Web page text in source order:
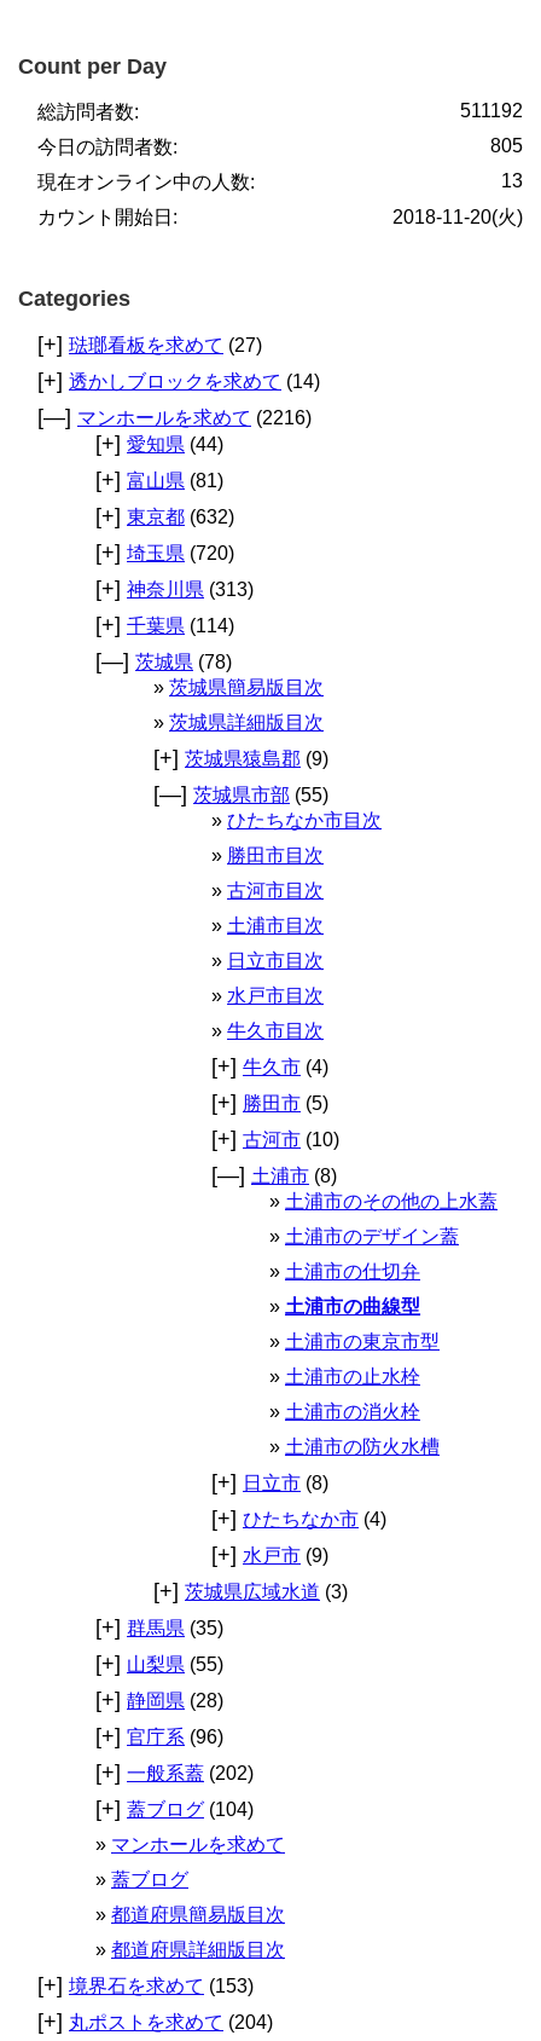
Count per Day
511192
総訪問者数:
805
今日の訪問者数:
13
現在オンライン中の人数:
2018-11-20(火)
カウント開始日:
Categories
[+] 琺瑯看板を求めて (27)
[+] 透かしブロックを求めて (14)
[—] マンホールを求めて (2216)
[+] 愛知県 (44)
[+] 富山県 (81)
[+] 東京都 (632)
[+] 埼玉県 (720)
[+] 神奈川県 (313)
[+] 千葉県 (114)
[—] 茨城県 (78)
茨城県簡易版目次
茨城県詳細版目次
[+] 茨城県猿島郡 (9)
[—] 茨城県市部 (55)
ひたちなか市目次
勝田市目次
古河市目次
土浦市目次
日立市目次
水戸市目次
牛久市目次
[+] 牛久市 (4)
[+] 勝田市 (5)
[+] 古河市 (10)
[—] 土浦市 (8)
土浦市のその他の上水蓋
土浦市のデザイン蓋
土浦市の仕切弁
土浦市の曲線型
土浦市の東京市型
土浦市の止水栓
土浦市の消火栓
土浦市の防火水槽
[+] 日立市 (8)
[+] ひたちなか市 (4)
[+] 水戸市 (9)
[+] 茨城県広域水道 (3)
[+] 群馬県 (35)
[+] 山梨県 (55)
[+] 静岡県 (28)
[+] 官庁系 (96)
[+] 一般系蓋 (202)
[+] 蓋ブログ (104)
マンホールを求めて
蓋ブログ
都道府県簡易版目次
都道府県詳細版目次
[+] 境界石を求めて (153)
[+] 丸ポストを求めて (204)